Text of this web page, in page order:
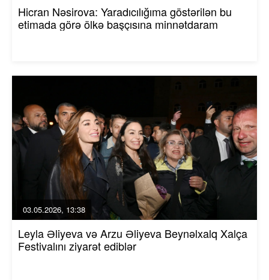
Hicran Nəsirova: Yaradıcılığıma göstərilən bu
etimada görə ölkə başçısına minnətdaram
03.05.2026, 13:38
Leyla Əliyeva və Arzu Əliyeva Beynəlxalq Xalça
Festivalını ziyarət ediblər